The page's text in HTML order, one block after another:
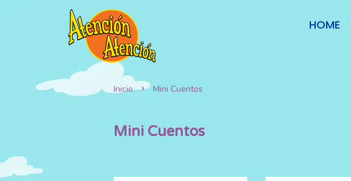
HOME
Inicio › Mini Cuentos
Mini Cuentos